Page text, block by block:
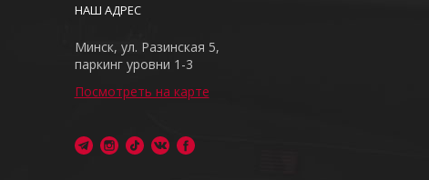
НАШ АДРЕС
Минск, ул. Разинская 5,
паркинг уровни 1-3
Посмотреть на карте